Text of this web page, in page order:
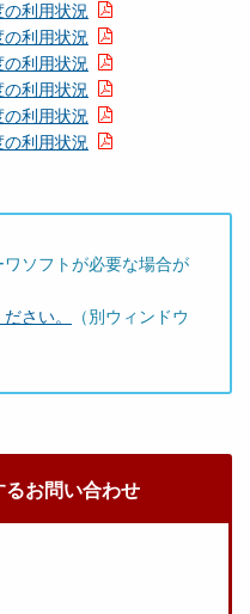
利用状況
利用状況
利用状況
利用状況
利用状況
利用状況
ソフトが必要な場合が
さい。
（別ウィンドウ
るお問い合わせ